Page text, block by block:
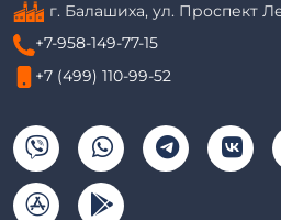
г. Балашиха, ул. Проспект
+7-958-149-77-15
+7 (499) 110-99-52